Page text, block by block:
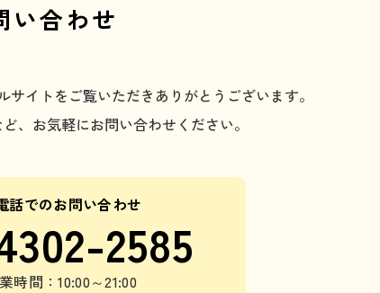
い合わせ
イトをご覧いただきありがとうございます。
、お気軽にお問い合わせください。
話でのお問い合わせ
2585
時間：10:00～21:00